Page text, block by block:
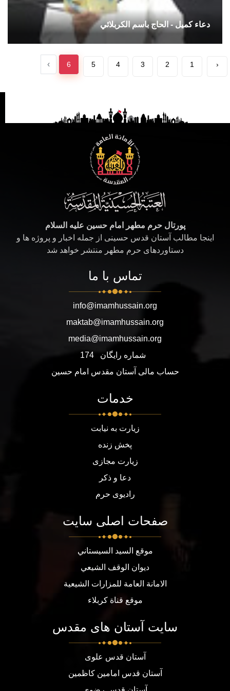
دعاء كميل - الحاج باسم الكربلائي
‹
1
2
3
4
5
6
›
پورتال حرم مطهر امام حسین علیه السلام
اینجا مطالب آستان قدس حسینی از جمله اخبار و پروژه ها و
دستاوردهای حرم مطهر منتشر خواهد شد
تماس با ما
info@imamhussain.org
maktab@imamhussain.org
media@imamhussain.org
شماره رایگان
174
حساب مالی آستان مقدس امام حسین
خدمات
زیارت به نیابت
پخش زنده
زیارت مجازی
دعا و ذکر
رادیوی حرم
صفحات اصلی سایت
موقع السيد السيستاني
ديوان الوقف الشيعي
الامانة العامة للمزارات الشيعية
موقع قناة كربلاء
سایت آستان های مقدس
آستان قدس علوی
آستان قدس امامین کاظمین